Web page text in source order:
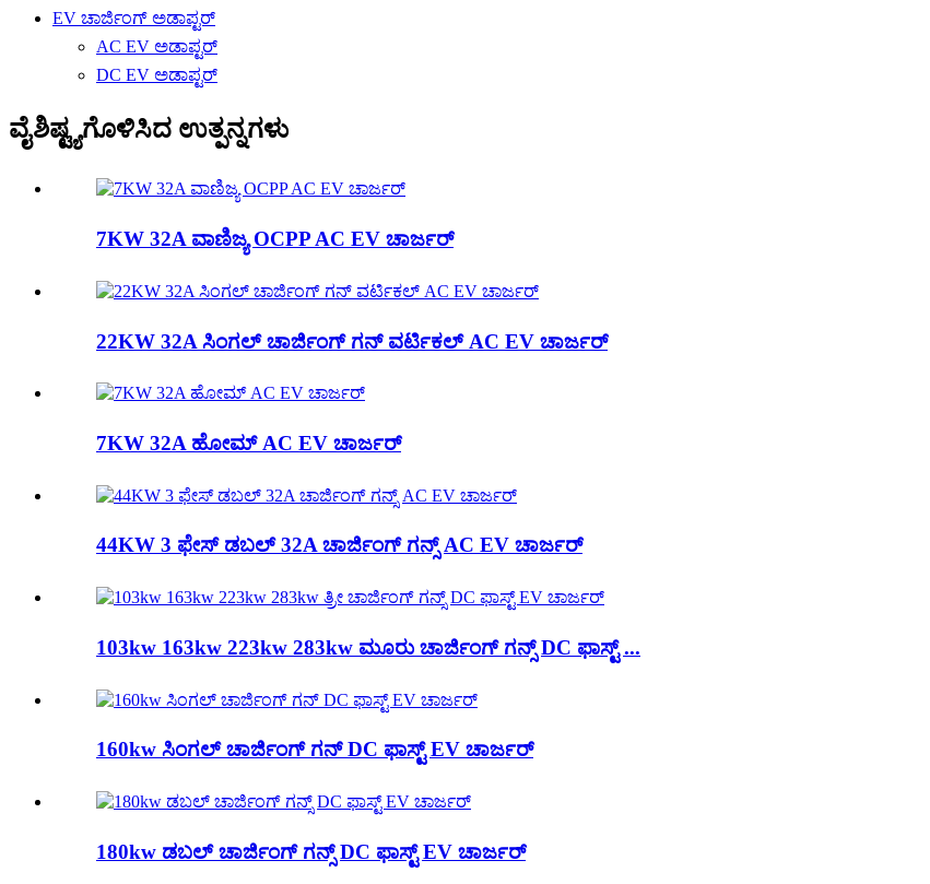
EV ಚಾರ್ಜಿಂಗ್ ಅಡಾಪ್ಟರ್
AC EV ಅಡಾಪ್ಟರ್
DC EV ಅಡಾಪ್ಟರ್
ವೈಶಿಷ್ಟ್ಯಗೊಳಿಸಿದ ಉತ್ಪನ್ನಗಳು
7KW 32A ವಾಣಿಜ್ಯ OCPP AC EV ಚಾರ್ಜರ್
22KW 32A ಸಿಂಗಲ್ ಚಾರ್ಜಿಂಗ್ ಗನ್ ವರ್ಟಿಕಲ್ AC EV ಚಾರ್ಜರ್
7KW 32A ಹೋಮ್ AC EV ಚಾರ್ಜರ್
44KW 3 ಫೇಸ್ ಡಬಲ್ 32A ಚಾರ್ಜಿಂಗ್ ಗನ್ಸ್ AC EV ಚಾರ್ಜರ್
103kw 163kw 223kw 283kw ಮೂರು ಚಾರ್ಜಿಂಗ್ ಗನ್ಸ್ DC ಫಾಸ್ಟ್ ...
160kw ಸಿಂಗಲ್ ಚಾರ್ಜಿಂಗ್ ಗನ್ DC ಫಾಸ್ಟ್ EV ಚಾರ್ಜರ್
180kw ಡಬಲ್ ಚಾರ್ಜಿಂಗ್ ಗನ್ಸ್ DC ಫಾಸ್ಟ್ EV ಚಾರ್ಜರ್